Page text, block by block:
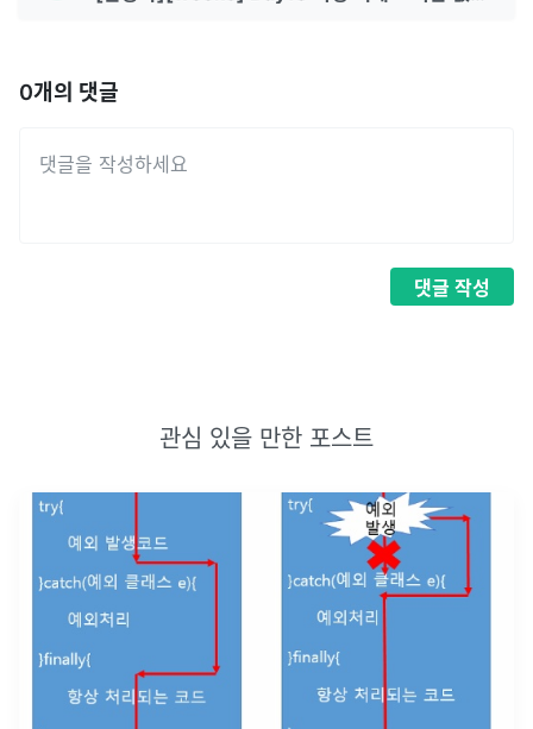
0개의 댓글
댓글 작성
관심 있을 만한 포스트